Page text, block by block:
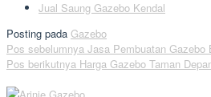
Jual Saung Gazebo Kendal
Posting pada Gazebo
Navigasi
pos
Pos sebelumnya Jasa Pembuatan Gazebo
Pos berikutnya Harga Gazebo Taman